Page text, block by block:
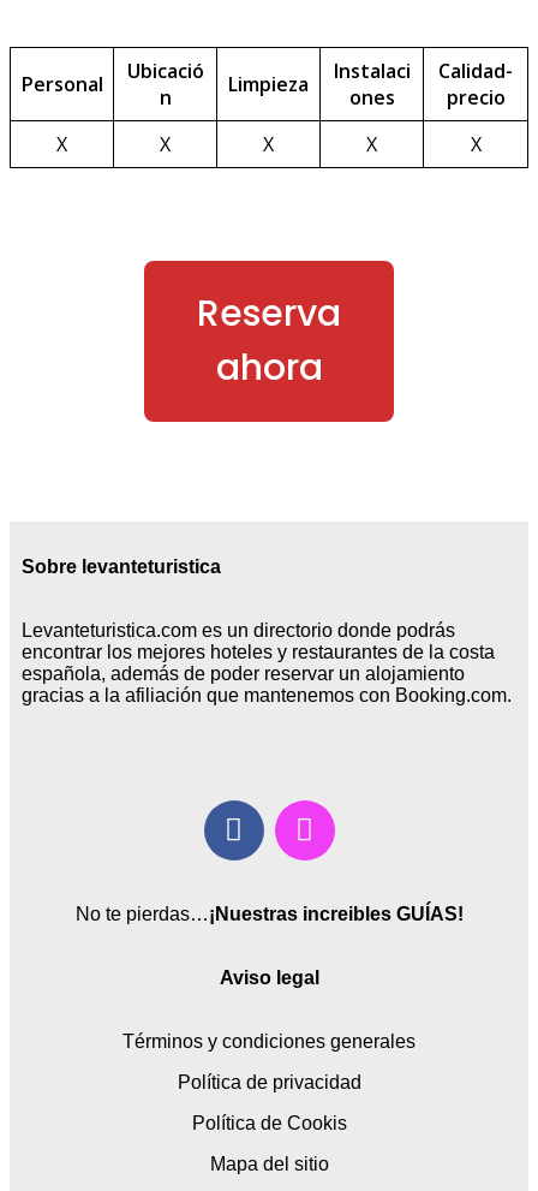
Personal
Ubicació
n
Limpieza
Instalaci
ones
Calidad-
precio
X
X X X X
Reserva
ahora
Sobre levanteturistica
Levanteturistica.com es un directorio donde podrás
encontrar los mejores hoteles y restaurantes de la costa
española, además de poder reservar un alojamiento
gracias a la afiliación que mantenemos con Booking.com.
No te pierdas…¡Nuestras increibles GUÍAS!
Aviso legal
Términos y condiciones generales
Política de privacidad
Política de Cookis
Mapa del sitio